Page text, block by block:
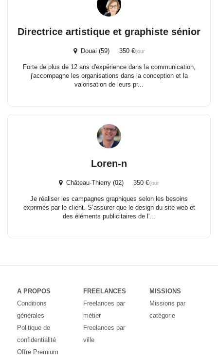
Directrice artistique et graphiste sénior
Douai (59) 350 €/jour
Forte de plus de 12 ans d'expérience dans la communication,
j'accompagne les organisations dans la conception et la
valorisation de leurs pr...
Loren-n
Château-Thierry (02) 350 €/jour
Je réaliser les campagnes graphiques selon les besoins
exprimés par le client. S’assurer que le design du site web et
des éléments publicitaires de l'...
A PROPOS
Conditions
générales
Politique de
confidentialité
Offre Premium
FREELANCES
Freelances par
métier
Freelances par
ville
MISSIONS
Missions par
catégorie